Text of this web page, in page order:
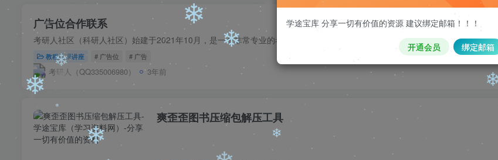
广告位合作联系
教程网课讲座 # 广告位 # 广告
考研人（QQ335006980） 3年前
爽歪歪图书压缩包解压工具
学途宝库 分享一切有价值的资源 建议绑定邮箱！！！
开通会员 绑定邮箱
❄